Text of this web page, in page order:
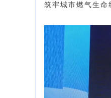
筑牢城市燃气生命